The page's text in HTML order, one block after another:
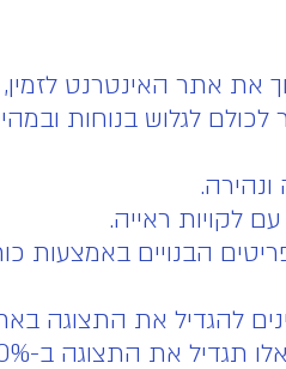
האינטרנט לזמין,
לגלוש בנוחות
לקויות ראייה.
הבנויים
להגדיל את התצוגה